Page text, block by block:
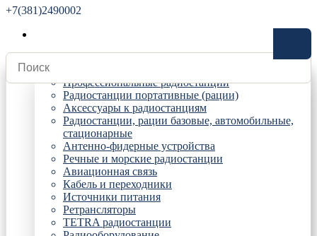
+7(381)2490002
Радиостанции
Профессиональные радиостанции
Радиостанции портативные (рации)
Аксессуары к радиостанциям
Радиостанции, рации базовые, автомобильные,
стационарные
Антенно-фидерные устройства
Речные и морские радиостанции
Авиационная связь
Кабель и переходники
Источники питания
Ретрансляторы
TETRA радиостанции